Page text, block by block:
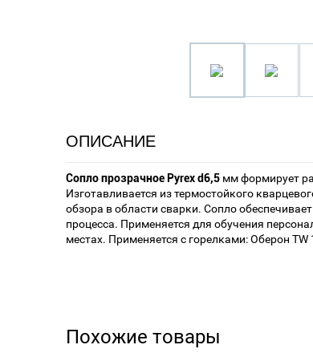
ОПИСАНИЕ
Сопло прозрачное Pyrex d6,5 мм формирует
Изготавливается из термостойкого
обзора в области сварки. Сопло
процесса. Применяется для обучения
местах. Применяется с горелками: Оберон TW
Похожие товары